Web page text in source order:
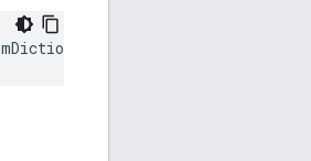
mDictionaryItemModifyEnd